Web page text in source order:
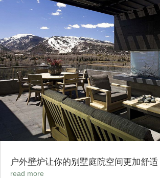
户外壁炉让你的别墅庭院空间更加舒适
read more